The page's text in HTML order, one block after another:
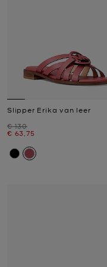
Slipper Erika van leer
Was
€ 130
Nu
€ 63,75